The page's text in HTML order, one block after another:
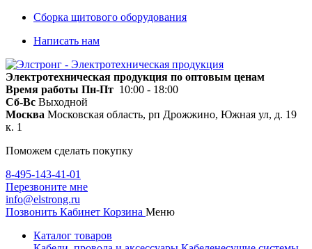
Сборка щитового оборудования
Написать нам
Электротехническая продукция по оптовым ценам
Время работы Пн-Пт 10:00 - 18:00
Сб-Вс Выходной
Москва Московская область, рп Дрожжино, Южная ул, д. 19
к. 1
Поможем сделать покупку
8-495-143-41-01
Перезвоните мне
info@elstrong.ru
Позвонить Кабинет Корзина Меню
Каталог товаров